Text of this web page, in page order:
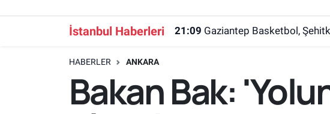
İstanbul Haberleri 21:09 Gaziantep Basketbol,
HABERLER ANKARA
Bakan Bak:
İstanbul Namaz Vakitleri
Süper Lig Puan Durumu ve Fikstür